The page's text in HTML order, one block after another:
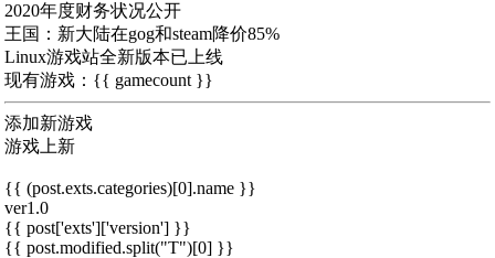
2020年度财务状况公开
王国：新大陆在gog和steam降价85%
Linux游戏站全新版本已上线
现有游戏：{{ gamecount }}
添加新游戏
游戏上新
{{ (post.exts.categories)[0].name }}
ver1.0
{{ post['exts']['version'] }}
{{ post.modified.split("T")[0] }}